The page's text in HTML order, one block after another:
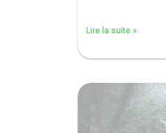
Lire la suite »